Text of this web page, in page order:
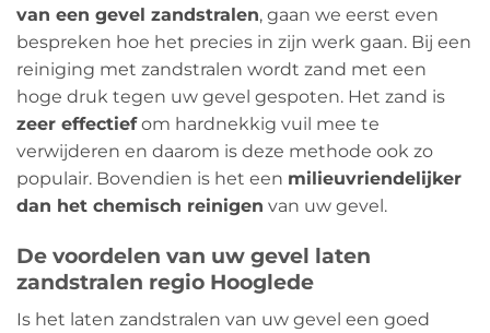
van een gevel zandstralen, gaan we eerst even
bespreken hoe het precies in zijn werk gaan. Bij een
reiniging met zandstralen wordt zand met een
hoge druk tegen uw gevel gespoten. Het zand is
zeer effectiefom hardnekkig vuil mee te
verwijderen en daarom is deze methode ook zo
populair. Bovendien is het een milieuvriendelijker
dan het chemisch reinigen van uw gevel.
De voordelen van uw gevel laten
zandstralen regio Hooglede
Is het laten zandstralen van uw gevel een goed